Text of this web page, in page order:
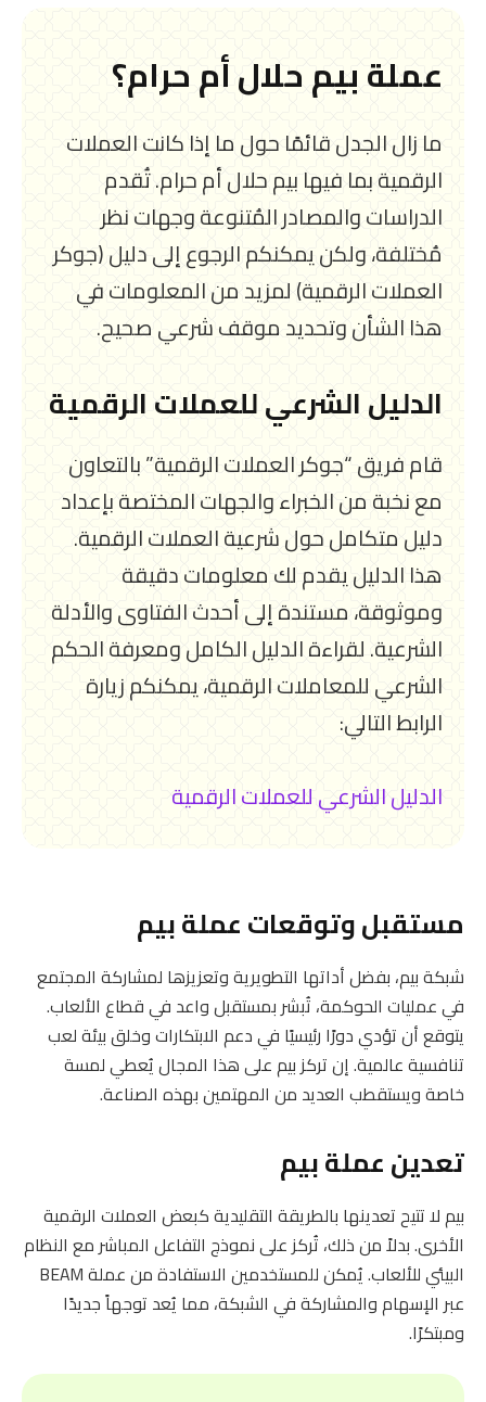
عملة بيم حلال أم حرام؟
ما زال الجدل قائمًا حول ما إذا كانت العملات
الرقمية بما فيها بيم حلال أم حرام. تُقدم
الدراسات والمصادر المُتنوعة وجهات نظر
مُختلفة، ولكن يمكنكم الرجوع إلى دليل (جوكر
العملات الرقمية) لمزيد من المعلومات في
هذا الشأن وتحديد موقف شرعي صحيح.
الدليل الشرعي للعملات الرقمية
قام فريق “جوكر العملات الرقمية” بالتعاون
مع نخبة من الخبراء والجهات المختصة بإعداد
دليل متكامل حول شرعية العملات الرقمية.
هذا الدليل يقدم لك معلومات دقيقة
وموثوقة، مستندة إلى أحدث الفتاوى والأدلة
الشرعية. لقراءة الدليل الكامل ومعرفة الحكم
الشرعي للمعاملات الرقمية، يمكنكم زيارة
الرابط التالي:
الدليل الشرعي للعملات الرقمية
مستقبل وتوقعات عملة بيم
شبكة بيم، بفضل أداتها التطويرية وتعزيزها لمشاركة المجتمع
في عمليات الحوكمة، تُبشر بمستقبل واعد في قطاع الألعاب.
يتوقع أن تؤدي دورًا رئيسيًا في دعم الابتكارات وخلق بيئة لعب
تنافسية عالمية. إن تركز بيم على هذا المجال يُعطي لمسة
خاصة ويستقطب العديد من المهتمين بهذه الصناعة.
تعدين عملة بيم
بيم لا تتيح تعدينها بالطريقة التقليدية كبعض العملات الرقمية
الأخرى. بدلاً من ذلك، تُركز على نموذج التفاعل المباشر مع النظام
البيئي للألعاب. يُمكن للمستخدمين الاستفادة من عملة BEAM
عبر الإسهام والمشاركة في الشبكة، مما يُعد توجهاً جديدًا
ومبتكرًا.